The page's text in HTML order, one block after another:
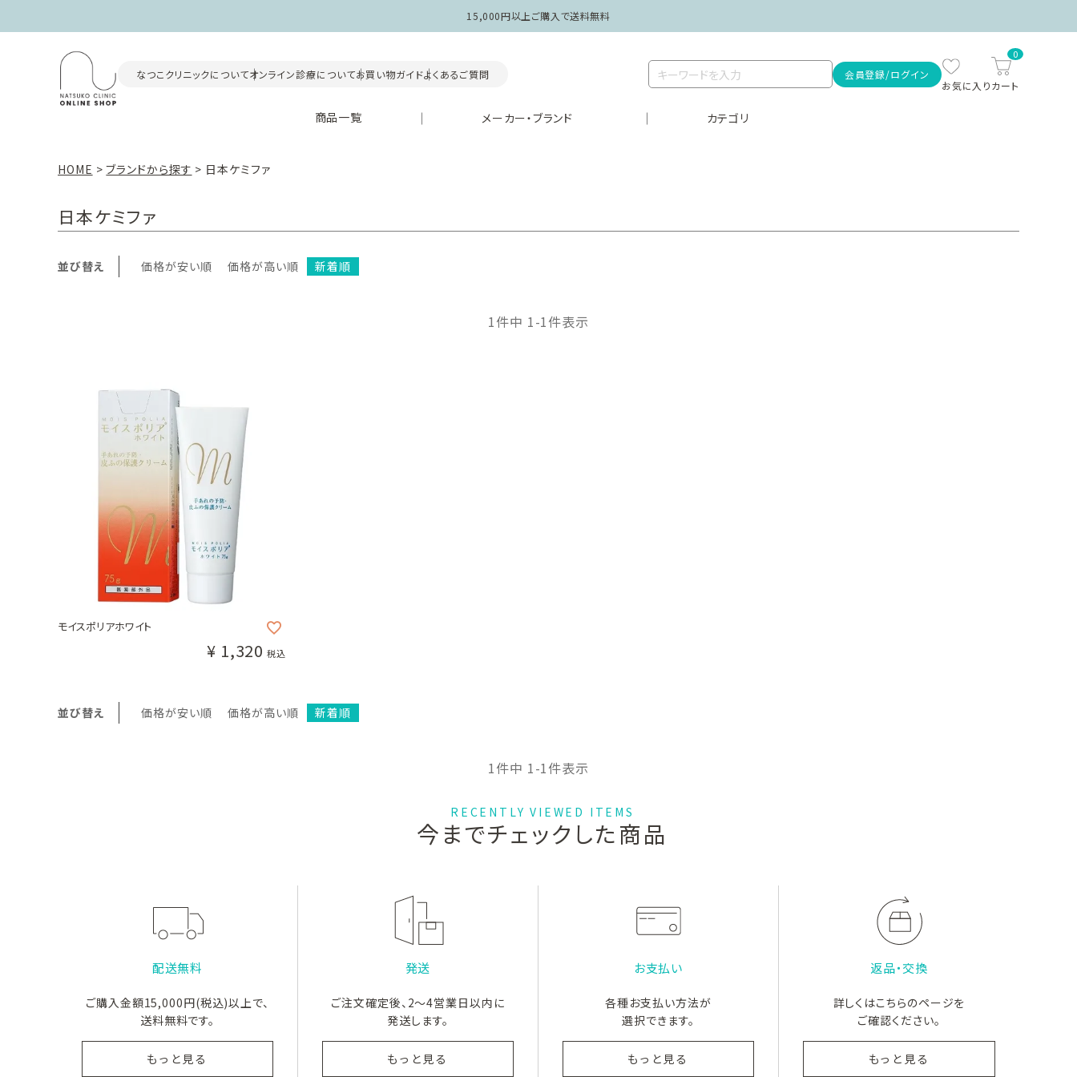
15,000円以上ご購入で送料無料
なつこクリニックについてオンライン診療についてお買い物ガイドよくあるご質問 会員登録/ログイン
0
商品一覧 メーカー・ブランド カテゴリ
HOME ブランドから探す 日本ケミファ
日本ケミファ
並び替え 価格が安い順 価格が高い順 新着順
1件中 1-1件表示
モイスポリアホワイト
¥ 1,320 税込
並び替え 価格が安い順 価格が高い順 新着順
1件中 1-1件表示
RECENTLY VIEWED ITEMS
今までチェックした商品
配送無料
ご購入金額15,000円(税込)以上で、
送料無料です。
もっと見る
発送
ご注文確定後、2～4営業日以内に
発送します。
もっと見る
お支払い
各種お支払い方法が
選択できます。
もっと見る
返品・交換
詳しくはこちらのページを
ご確認ください。
もっと見る